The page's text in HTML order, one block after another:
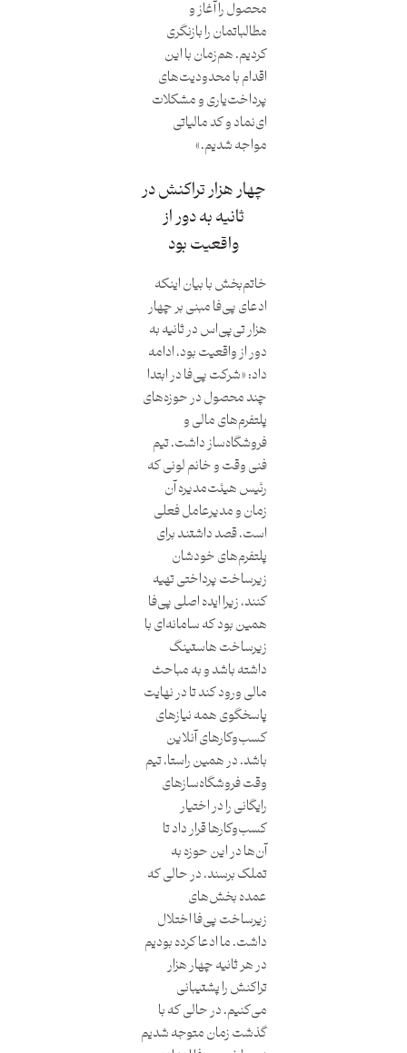
محصول را آغاز و
مطالباتمان را بازنگری
کردیم. هم‌زمان با این
اقدام با محدودیت‌های
پرداخت‌یاری و مشکلات
ای‌نماد و کد مالیاتی
مواجه شدیم.»
چهار هزار تراکنش در
ثانیه به دور از
واقعیت بود
خاتم‌بخش با بیان اینکه
ادعای پی‌فا مبنی بر چهار
هزار تی‌پی‌اس در ثانیه به
دور از واقعیت بود، ادامه
داد: «شرکت پی‌فا در ابتدا
چند محصول در حوزه‌های
پلتفرم‌های مالی و
فروشگاه‌ساز داشت. تیم
فنی وقت و خانم لونی که
رئیس هیئت‌مدیره آن
زمان و مدیرعامل فعلی
است، قصد داشتند برای
پلتفرم‌های خودشان
زیرساخت پرداختی تهیه
کنند، زیرا ایده اصلی پی‌فا
همین بود که سامانه‌ای با
زیرساخت هاستینگ
داشته باشد و به مباحث
مالی ورود کند تا در نهایت
پاسخگوی همه نیازهای
کسب‌وکارهای آنلاین
باشد. در همین راستا، تیم
وقت فروشگاه‌سازهای
رایگانی را در اختیار
کسب‌وکارها قرار داد تا
آن‌ها در این حوزه به
تملک برسند، در حالی ‌که
عمده بخش‌های
زیرساخت پی‌فا اختلال
داشت. ما ادعا کرده بودیم
در هر ثانیه چهار هزار
تراکنش را پشتیبانی
می‌کنیم. در حالی ‌که با
گذشت زمان متوجه شدیم